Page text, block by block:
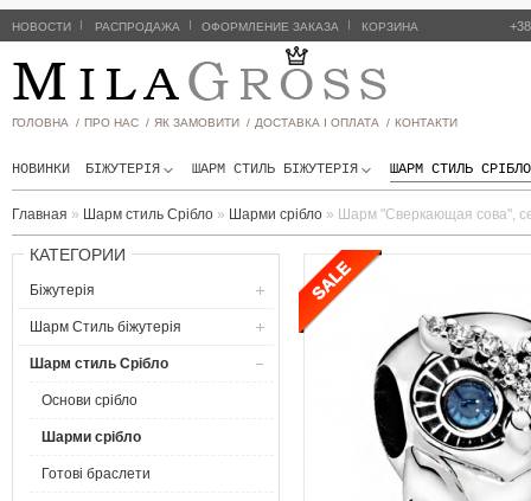
НОВОСТИ РАСПРОДАЖА ОФОРМЛЕНИЕ ЗАКАЗА КОРЗИНА
ГОЛОВНА / ПРО НАС / ЯК ЗАМОВИТИ / ДОСТАВКА І ОПЛАТА / КОНТАКТИ
НОВИНКИ БІЖУТЕРІЯ ШАРМ СТИЛЬ БIЖУТЕРIЯ ШАРМ СТИЛЬ СРІБЛО
Главная » Шарм стиль Срібло » Шарми срібло » Шарм "Сверкающая сова",
КАТЕГОРИИ
Біжутерія
Шарм Стиль бiжутерiя
Шарм стиль Срібло
Основи срібло
Шарми срібло
Готові браслети